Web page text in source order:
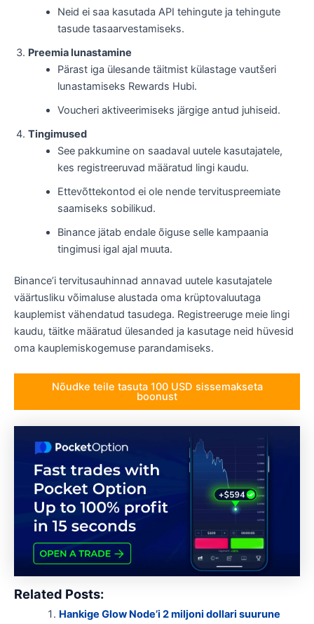
Neid ei saa kasutada API tehingute ja tehingute
tasude tasaarvestamiseks.
Preemia lunastamine
Pärast iga ülesande täitmist külastage vautšeri
lunastamiseks Rewards Hubi.
Voucheri aktiveerimiseks järgige antud juhiseid.
Tingimused
See pakkumine on saadaval uutele kasutajatele,
kes registreeruvad määratud lingi kaudu.
Ettevõttekontod ei ole nende tervituspreemiate
saamiseks sobilikud.
Binance jätab endale õiguse selle kampaania
tingimusi igal ajal muuta.
Binance’i tervitusauhinnad annavad uutele kasutajatele
väärtusliku võimaluse alustada oma krüptovaluutaga
kauplemist vähendatud tasudega. Registreeruge meie lingi
kaudu, täitke määratud ülesanded ja kasutage neid hüvesid
oma kauplemiskogemuse parandamiseks.
Nõudke teile tasuta 100 USD sissemakseta
boonust
Related Posts:
Hankige Glow Node’i 2 miljoni dollari suurune